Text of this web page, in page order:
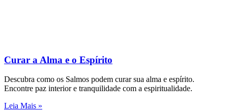
Curar a Alma e o Espírito
Descubra como os Salmos podem curar sua alma e espírito.
Encontre paz interior e tranquilidade com a espiritualidade.
Leia Mais »